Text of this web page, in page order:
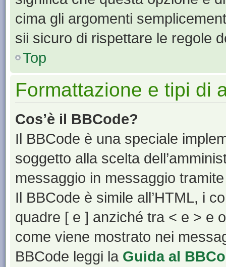
cima gli argomenti
sii sicuro di rispettare le regole
Top
Formattazione e tipi di
Cos’è il BBCode?
Il BBCode è una speciale
soggetto alla scelta
messaggio in messaggio
Il BBCode è simile all’HTML, i
quadre [ e ] anziché tra < e > e
come viene mostrato nei
BBCode leggi la Guida al